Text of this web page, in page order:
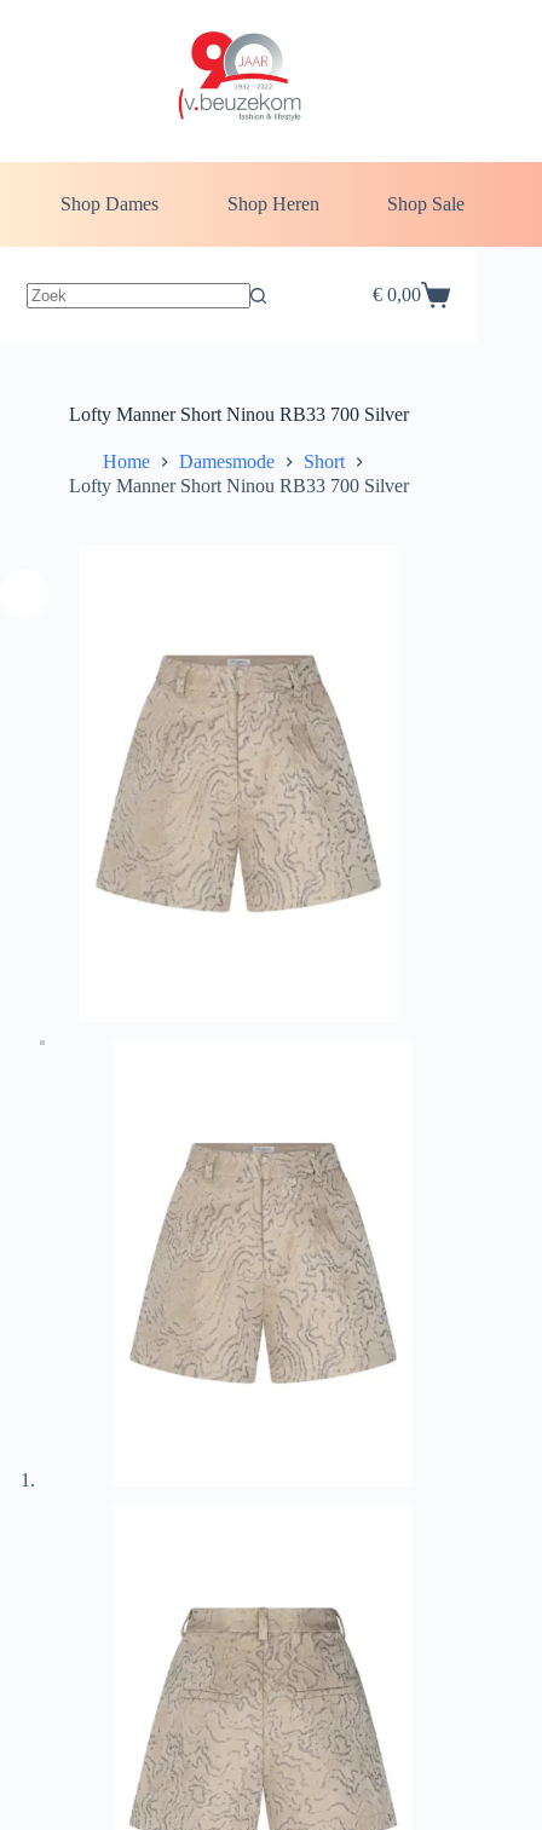
Shop Dames Shop Heren Shop Sale
Winkelwagen
€0,00
Lofty Manner Short Ninou RB33 700 Silver
Home Damesmode
Short
Lofty Manner Short Ninou RB33 700 Silver